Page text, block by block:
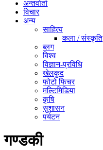
अन्तर्वार्ता
विचार
अन्य
साहित्य
कला / संस्कृति
ब्लग
विश्व
विज्ञान-प्रविधि
खेलकुद
फोटो फिचर
मल्टिमिडिया
कृषि
सुशासन
पर्यटन
गण्डकी